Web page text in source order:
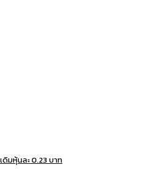
มหุ้นละ 0.23 บาท